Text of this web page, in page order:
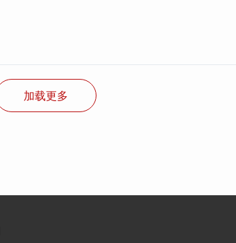
加载更多